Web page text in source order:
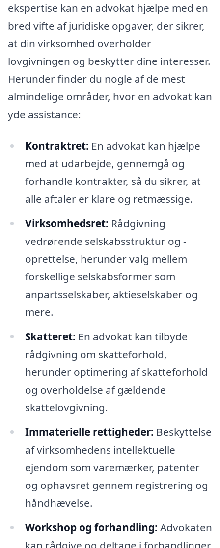
ekspertise kan en advokat hjælpe med en
bred vifte af juridiske opgaver, der sikrer,
at din virksomhed overholder
lovgivningen og beskytter dine interesser.
Herunder finder du nogle af de mest
almindelige områder, hvor en advokat kan
yde assistance:
Kontraktret: En advokat kan hjælpe
med at udarbejde, gennemgå og
forhandle kontrakter, så du sikrer, at
alle aftaler er klare og retmæssige.
Virksomhedsret: Rådgivning
vedrørende selskabsstruktur og -
oprettelse, herunder valg mellem
forskellige selskabsformer som
anpartsselskaber, aktieselskaber og
mere.
Skatteret: En advokat kan tilbyde
rådgivning om skatteforhold,
herunder optimering af skatteforhold
og overholdelse af gældende
skattelovgivning.
Immaterielle rettigheder: Beskyttelse
af virksomhedens intellektuelle
ejendom som varemærker, patenter
og ophavsret gennem registrering og
håndhævelse.
Workshop og forhandling: Advokaten
kan rådgive og deltage i forhandlinger